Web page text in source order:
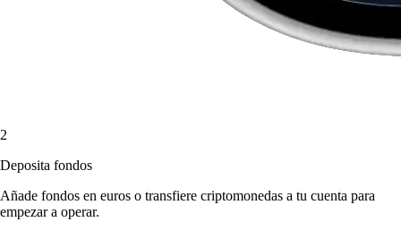
2
Deposita fondos
Añade fondos en euros o transfiere criptomonedas a tu cuenta para
empezar a operar.